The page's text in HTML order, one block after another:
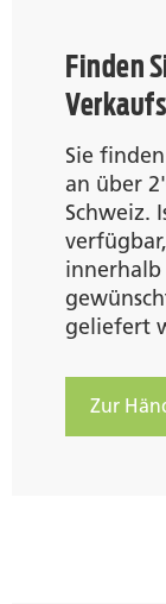
Finden
Sie
an über
Schweiz.
geliefert
Zur